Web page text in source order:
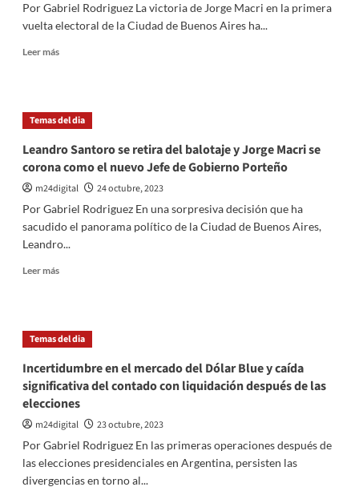
del
«Croata»:
Por Gabriel Rodriguez La victoria de Jorge Macri en la primera
vuelta electoral de la Ciudad de Buenos Aires ha...
Leer másLeer
en
el
por
la
victoria
Jorge
Macri;
Críticas
la
por
retiro
Temas del dia
Leandro Santoro se retira del balotaje y Jorge Macri se
corona como el nuevo Jefe de Gobierno Porteño
m24digital
24 octubre, 2023
Por Gabriel Rodriguez En una sorpresiva decisión que ha
sacudido el panorama político de la Ciudad de Buenos Aires,
Leandro...
Leer másLeer
Santoro
se
del
balotaje
y
Jorge
se
corona
como
Temas del dia
Incertidumbre en el mercado del Dólar Blue y caída
significativa del contado con liquidación después de las
elecciones
m24digital
23 octubre, 2023
Por Gabriel Rodriguez En las primeras operaciones después de
las elecciones presidenciales en Argentina, persisten las
divergencias en torno al...